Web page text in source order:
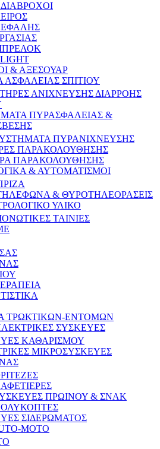
& ΑΞΕΣΟΥΑΡ
ΣΠΙΤΙΟΥ
ΑΝΙΧΝΕΥΣΗΣ ΔΙΑΡΡΟΗΣ
ΠΥΡΑΣΦΑΛΕΙΑΣ &
ΠΥΡΑΝΙΧΝΕΥΣΗΣ
ΠΑΡΑΚΟΛΟΥΘΗΣΗΣ
ΠΑΡΑΚΟΛΟΥΘΗΣΗΣ
& ΑΥΤΟΜΑΤΙΣΜΟΙ
& ΘΥΡΟΤΗΛΕΟΡΑΣΕΙΣ
ΥΛΙΚΟ
ΤΑΙΝΙΕΣ
ΤΡΩΚΤΙΚΩΝ-ΕΝΤΟΜΩΝ
ΣΥΣΚΕΥΕΣ
ΚΑΘΑΡΙΣΜΟΥ
ΜΙΚΡΟΣΥΣΚΕΥΕΣ
ΠΡΩΙΝΟΥ & ΣΝΑΚ
ΣΙΔΕΡΩΜΑΤΟΣ
MOTO